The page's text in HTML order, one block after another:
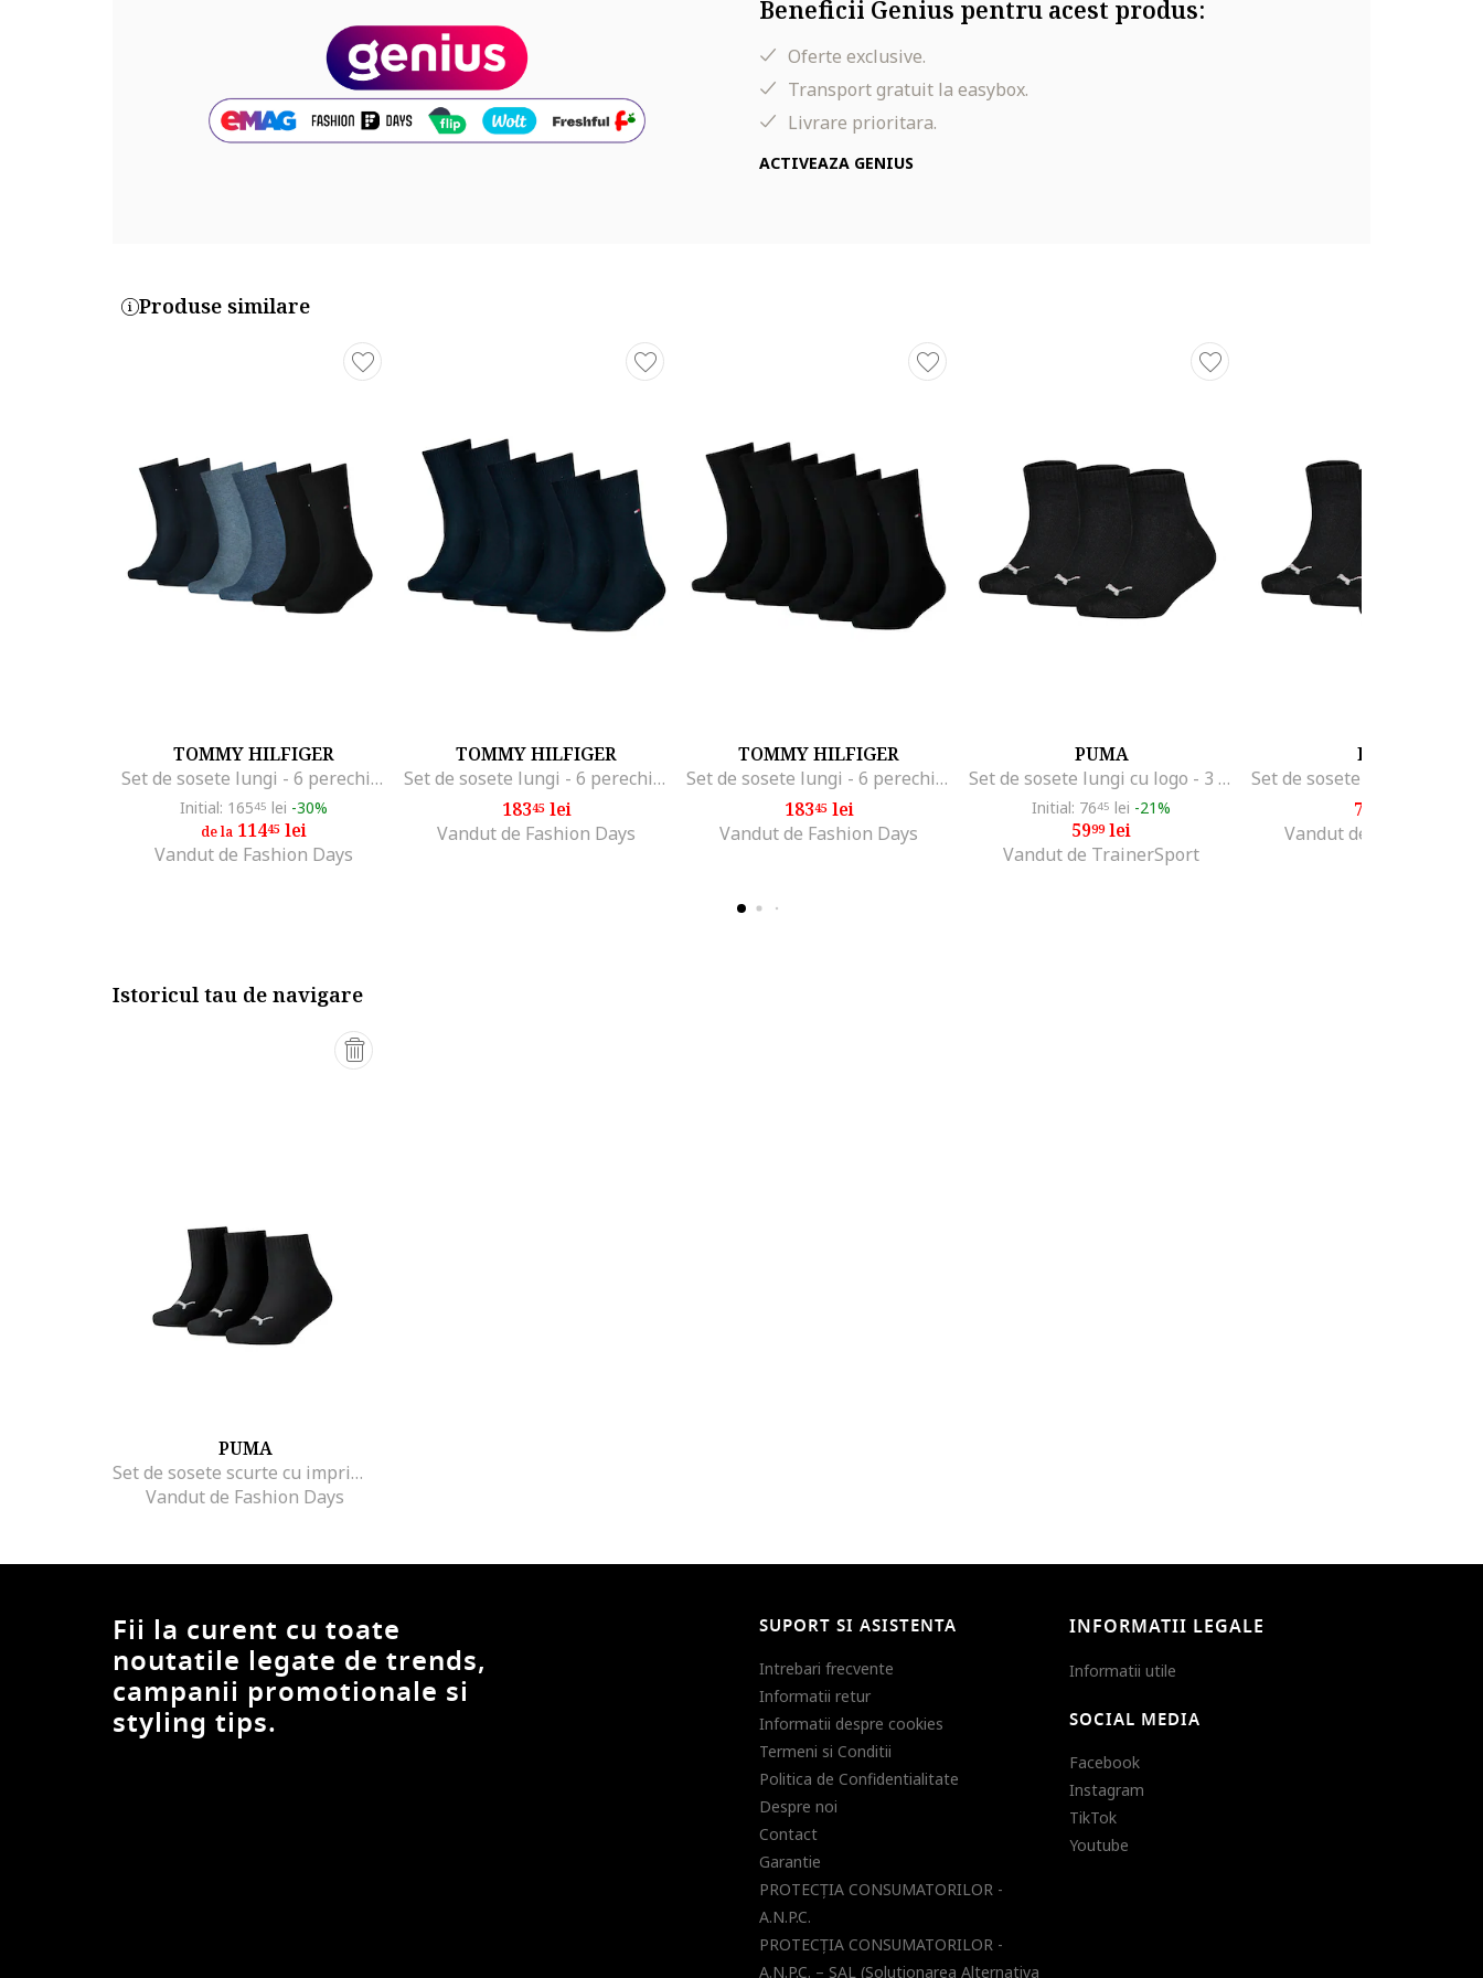
Beneficii Genius pentru acest produs:
Oferte exclusive.
Transport gratuit la easybox.
Livrare prioritara.
ACTIVEAZA GENIUS
Produse similare
TOMMY HILFIGER
Set de sosete lungi - 6 perechi, Negru/Albastru
Initial: 16545 lei -30%
de la 11445 lei
Vandut de Fashion Days
TOMMY HILFIGER
Set de sosete lungi - 6 perechi, Albastru inchis
18345lei
Vandut de Fashion Days
TOMMY HILFIGER
Set de sosete lungi - 6 perechi, Negru
18345lei
Vandut de Fashion Days
PUMA
Set de sosete lungi cu logo - 3 perechi, Negru
Initial: 7645 lei -21%
5999lei
Vandut de TrainerSport
PUMA
76
Vandut de Fashion Days
Istoricul tau de navigare
PUMA
Set de sosete scurte cu imprimeu logo - 3 perechi
Vandut de Fashion Days
Fii la curent cu toate
noutatile legate de trends,
campanii promotionale si
styling tips.
SUPORT SI ASISTENTA
Intrebari frecvente
Informatii retur
Informatii despre cookies
Termeni si Conditii
Politica de Confidentialitate
Despre noi
Contact
Garantie
PROTECŢIA CONSUMATORILOR -
A.N.P.C.
PROTECŢIA CONSUMATORILOR -
A.N.P.C. – SAL (Solutionarea Alternativa
INFORMATII LEGALE
Informatii utile
SOCIAL MEDIA
Facebook
Instagram
TikTok
Youtube